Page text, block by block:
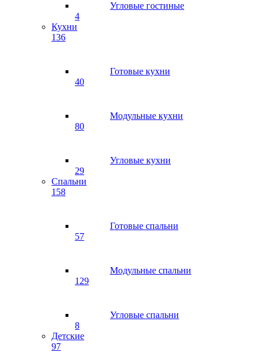
Угловые гостиные
4
Кухни
136
Готовые кухни
40
Модульные кухни
80
Угловые кухни
29
Спальни
158
Готовые спальни
57
Модульные спальни
129
Угловые спальни
8
Детские
97